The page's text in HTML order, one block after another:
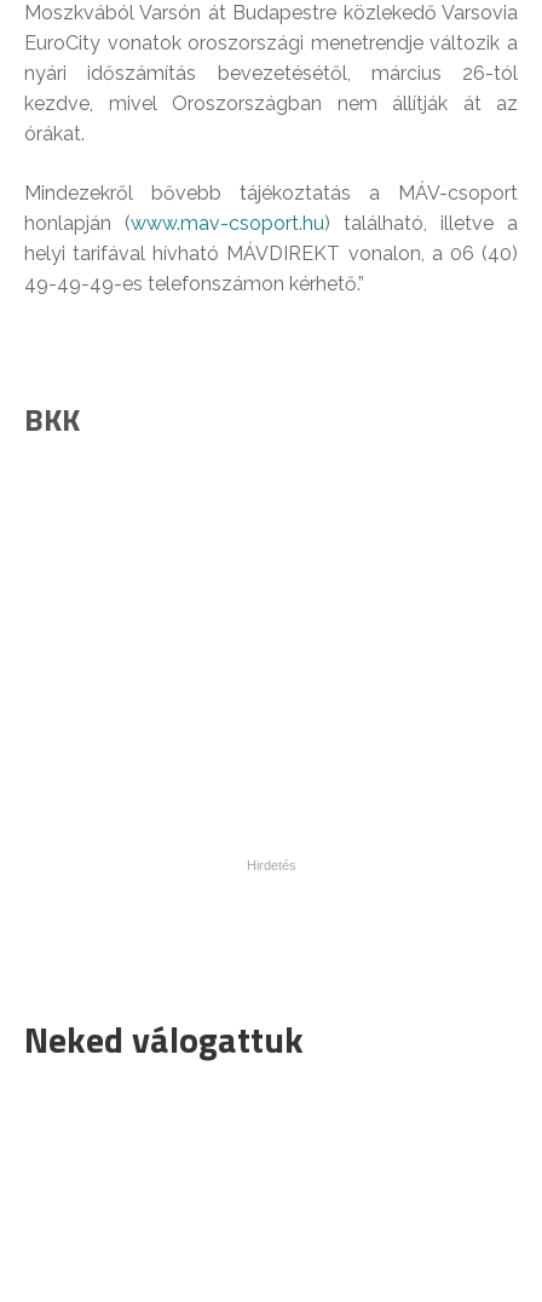
Moszkvából Varsón át Budapestre közlekedő Varsovia
EuroCity vonatok oroszországi menetrendje változik a
nyári időszámítás bevezetésétől, március 26-tól
kezdve, mivel Oroszországban nem állítják át az
órákat.
Mindezekről bővebb tájékoztatás a MÁV-csoport
honlapján (www.mav-csoport.hu) található, illetve a
helyi tarifával hívható MÁVDIREKT vonalon, a 06 (40)
49-49-49-es telefonszámon kérhető.”
BKK
Neked válogattuk